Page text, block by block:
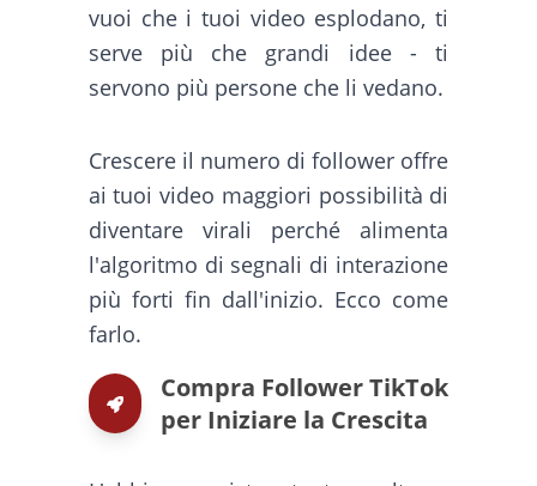
vuoi che i tuoi video esplodano, ti
serve più che grandi idee - ti
servono più persone che li vedano.
Crescere il numero di follower offre
ai tuoi video maggiori possibilità di
diventare virali perché alimenta
l'algoritmo di segnali di interazione
più forti fin dall'inizio. Ecco come
farlo.
Compra Follower TikTok
per Iniziare la Crescita